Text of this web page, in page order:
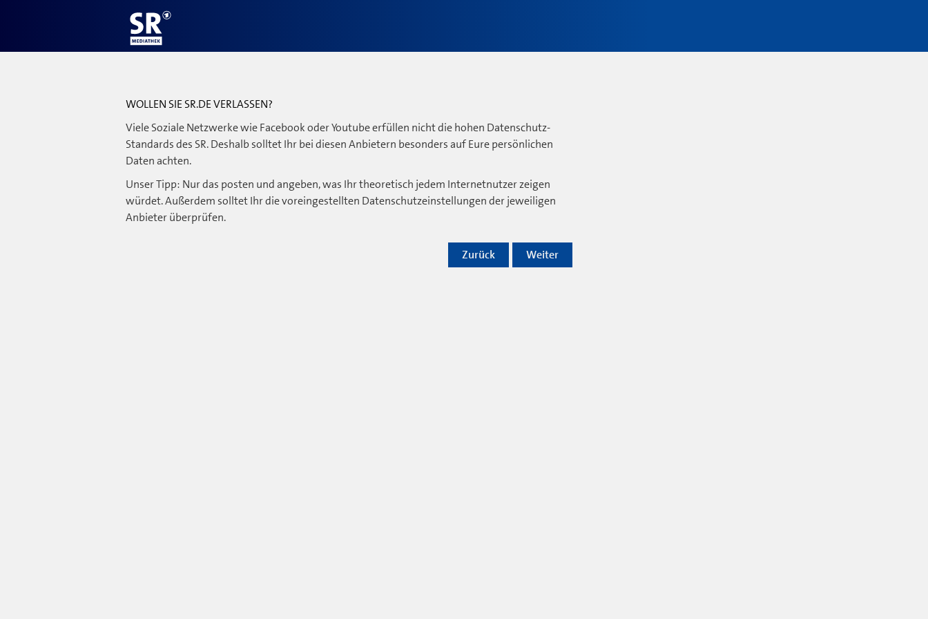
WOLLEN SIE SR.DE VERLASSEN?
Viele Soziale Netzwerke wie Facebook oder Youtube erfüllen nicht die hohen Datenschutz-
Standards des SR. Deshalb solltet Ihr bei diesen Anbietern besonders auf Eure persönlichen
Daten achten.
Unser Tipp: Nur das posten und angeben, was Ihr theoretisch jedem Internetnutzer zeigen
würdet. Außerdem solltet Ihr die voreingestellten Datenschutzeinstellungen der jeweiligen
Anbieter überprüfen.
Weiter
Zurück